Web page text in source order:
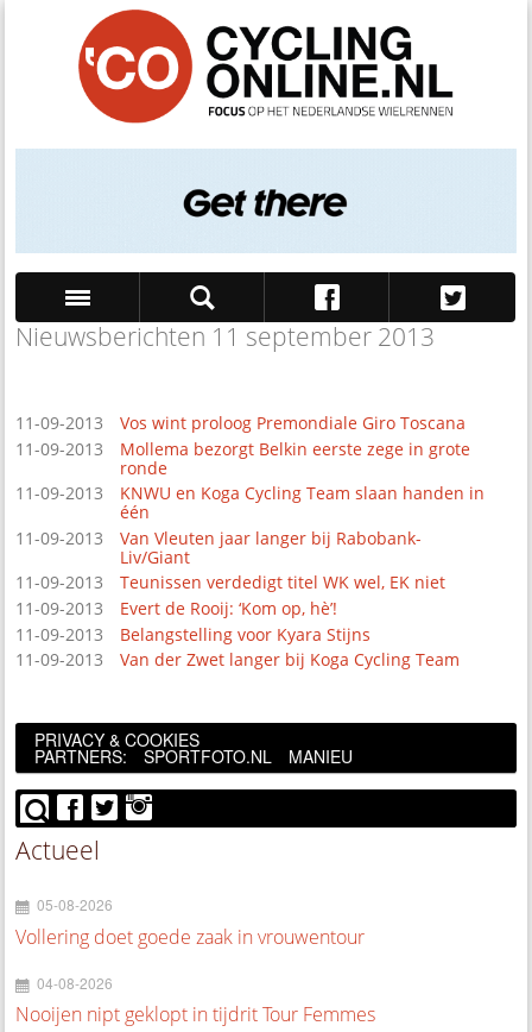
Nieuwsberichten 11 september 2013
11-09-2013
Vos wint proloog Premondiale Giro Toscana
11-09-2013
Mollema bezorgt Belkin eerste zege in grote
ronde
11-09-2013
KNWU en Koga Cycling Team slaan handen in
één
11-09-2013
Van Vleuten jaar langer bij Rabobank-
Liv/Giant
11-09-2013
Teunissen verdedigt titel WK wel, EK niet
11-09-2013
Evert de Rooij: ‘Kom op, hè’!
11-09-2013
Belangstelling voor Kyara Stijns
11-09-2013
Van der Zwet langer bij Koga Cycling Team
PRIVACY & COOKIES
PARTNERS: SPORTFOTO.NL MANIEU
Actueel
05-08-2026
Vollering doet goede zaak in vrouwentour
04-08-2026
Nooijen nipt geklopt in tijdrit Tour Femmes